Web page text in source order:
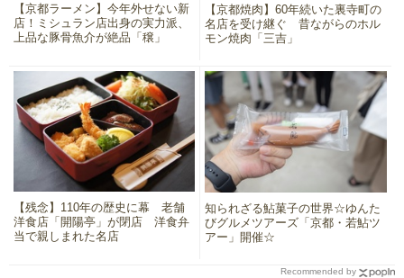
【京都ラーメン】今年外せない新
店！ミシュラン店出身の実力派、
上品な豚骨魚介が絶品「穣」
【京都焼肉】60年続いた裏寺町の
名店を受け継ぐ 昔ながらのホル
モン焼肉「三吉」
【残念】110年の歴史に幕 老舗
洋食店「開陽亭」が閉店 洋食弁
当で親しまれた名店
知られざる鮎菓子の世界☆ゆんた
びグルメツアーズ「京都・若鮎ツ
アー」開催☆
Recommended by